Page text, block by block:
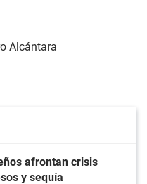
Alcántara
afrontan crisis
y sequía